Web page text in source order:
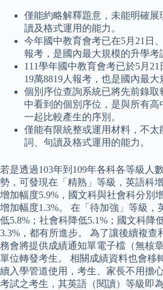
僅能約略解釋題意，未能明確
讀及格式運用的能力。
今年國中教育會考已在5月21日
報考，是國內最大規模的升學考
111學年國中教育會考已於5月
19萬8819人報考，也是國內最大
個別序位查詢系統已將先前錄
中看到的個別序位，是與所有
一起比較產生的序別。
僅能有限統整或運用材料，不
詞、句讀及格式運用的能力。
若是透過103年到109年各科各等級人
勢，可發現在「精熟」等級，英語科
增加幅度5.9%，國文科與社會科分別
增加幅度1.3%。 在「待加強」等級，
低5.8%；社會科降低5.1%；國文科降
3.3%，都有所進步。 為了讓後續複查
務會將提供成績通知單電子檔（無核
單位轉發考生。 相關成績資料也會移
續入學管道使用，考生、家長不用擔
考試之考生，其英語（閱讀）等級即